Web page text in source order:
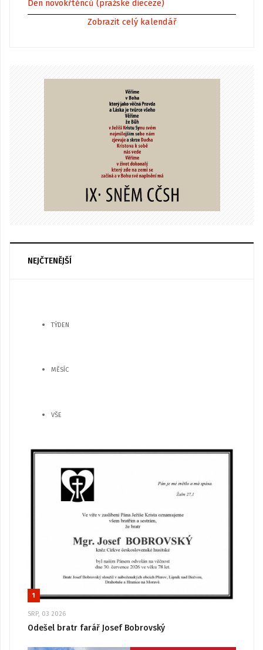
Den novokřtěnců (pražské diecéze)
Zobrazit celý kalendář
NEJČTENĚJŠÍ
TÝDEN
MĚSÍC
VŠE
1
SRP, 03 2026
Odešel bratr farář Josef Bobrovský